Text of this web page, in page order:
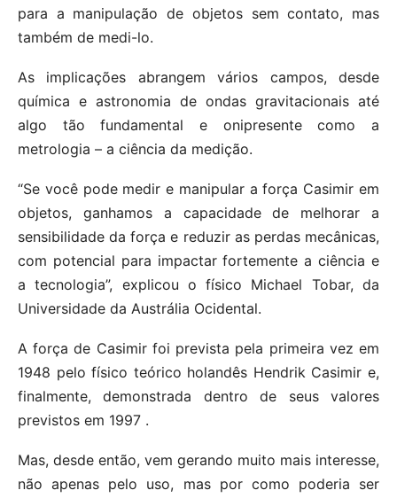
para a manipulação de objetos sem contato, mas
também de medi-lo.
As implicações abrangem vários campos, desde
química e astronomia de ondas gravitacionais até
algo tão fundamental e onipresente como a
metrologia – a ciência da medição.
“Se você pode medir e manipular a força Casimir em
objetos, ganhamos a capacidade de melhorar a
sensibilidade da força e reduzir as perdas mecânicas,
com potencial para impactar fortemente a ciência e
a tecnologia”, explicou o físico Michael Tobar, da
Universidade da Austrália Ocidental.
A força de Casimir foi prevista pela primeira vez em
1948 pelo físico teórico holandês Hendrik Casimir e,
finalmente, demonstrada dentro de seus valores
previstos em 1997 .
Mas, desde então, vem gerando muito mais interesse,
não apenas pelo uso, mas por como poderia ser